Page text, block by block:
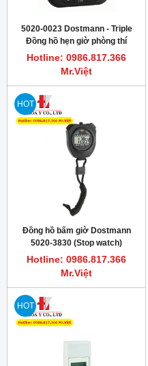
5020-0023 Dostmann - Triple
Đồng hồ hẹn giờ phòng thí
nghiệm
Hotline: 0986.817.366
Mr.Việt
HOT
Đồng hồ bấm giờ Dostmann
5020-3830 (Stop watch)
Hotline: 0986.817.366
Mr.Việt
HOT